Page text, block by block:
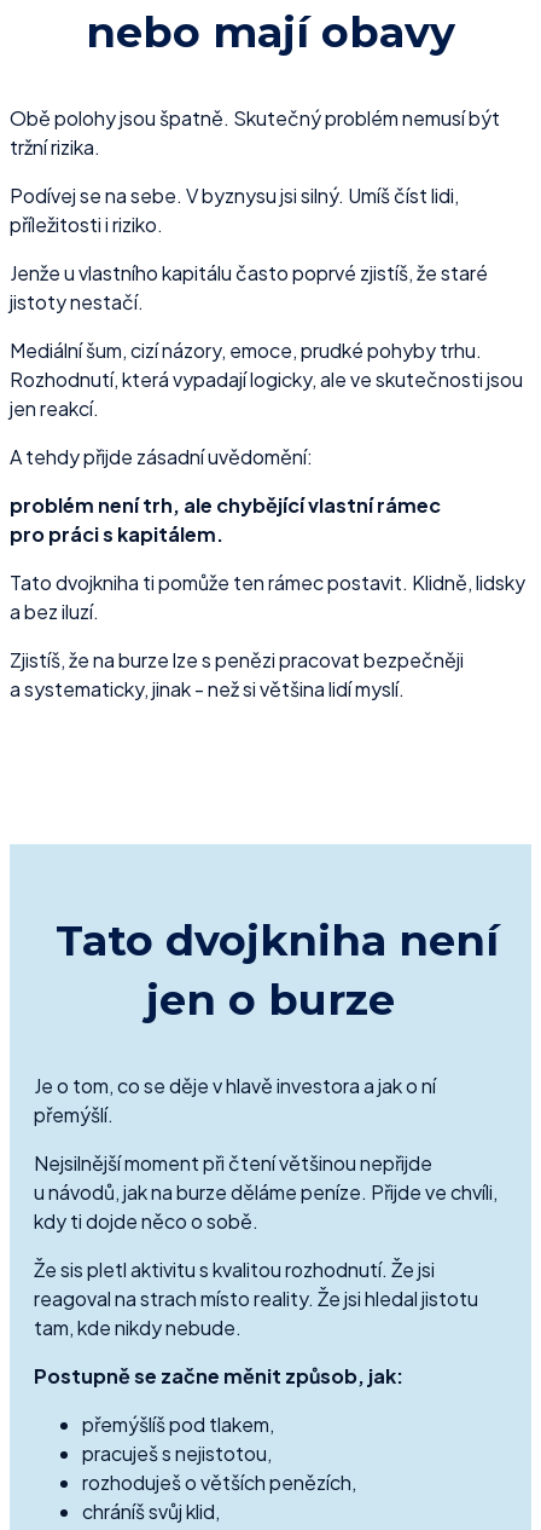
nebo mají obavy
Obě polohy jsou špatně. Skutečný problém nemusí být
tržní rizika.
Podívej se na sebe. V byznysu jsi silný. Umíš číst lidi,
příležitosti i riziko.
Jenže u vlastního kapitálu často poprvé zjistíš, že staré
jistoty nestačí.
Mediální šum, cizí názory, emoce, prudké pohyby trhu.
Rozhodnutí, která vypadají logicky, ale ve skutečnosti jsou
jen reakcí.
A tehdy přijde zásadní uvědomění:
problém není trh, ale chybějící vlastní rámec
pro práci s kapitálem.
Tato dvojkniha ti pomůže ten rámec postavit. Klidně, lidsky
a bez iluzí.
Zjistíš, že na burze lze s penězi pracovat bezpečněji
a systematicky, jinak - než si většina lidí myslí.
Tato dvojkniha není
jen o burze
Je o tom, co se děje v hlavě investora a jak o ní
přemýšlí.
Nejsilnější moment při čtení většinou nepřijde
u návodů, jak na burze děláme peníze. Přijde ve chvíli,
kdy ti dojde něco o sobě.
Že sis pletl aktivitu s kvalitou rozhodnutí. Že jsi
reagoval na strach místo reality. Že jsi hledal jistotu
tam, kde nikdy nebude.
Postupně se začne měnit způsob, jak:
přemýšlíš pod tlakem,
pracuješ s nejistotou,
rozhoduješ o větších penězích,
chráníš svůj klid,